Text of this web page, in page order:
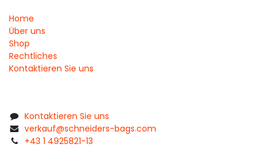
Home
Über uns
Shop
Rechtliches
Kontaktieren Sie uns
Kontaktieren Sie uns
verkauf@schneiders-bags.com
+43 1 4925821-13